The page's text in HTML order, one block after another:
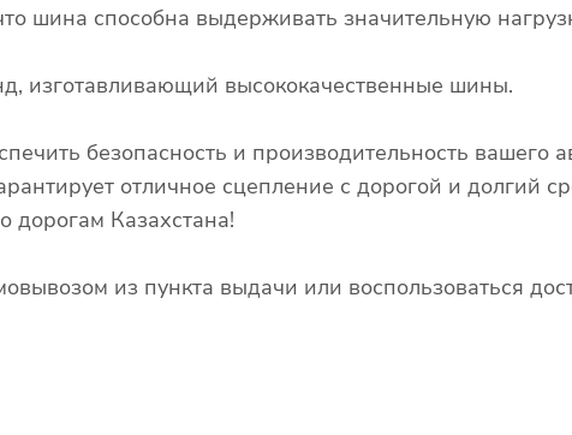
шина способна выдерживать значительную
изготавливающий высококачественные шины.
безопасность и производительность вашего
отличное сцепление с дорогой и долгий
дорогам Казахстана!
из пункта выдачи или воспользоваться